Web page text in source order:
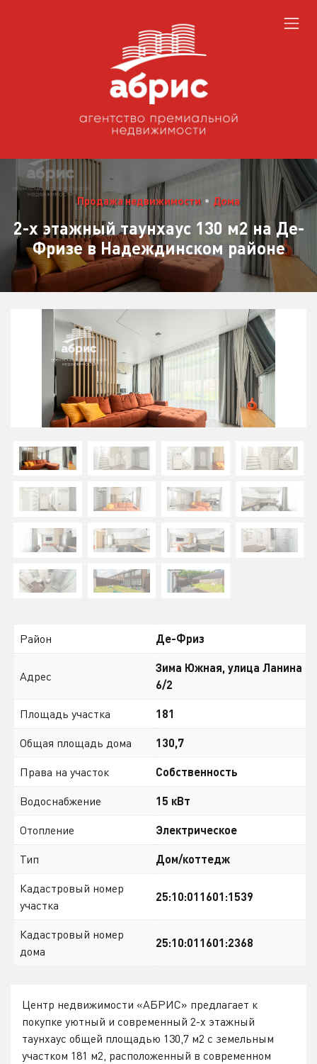
Продажа недвижимости • Дома
2-х этажный таунхаус 130 м2 на Де-
Фризе в Надеждинском районе
Район Де-Фриз
Адрес
Зима Южная, улица Ланина
6/2
Площадь участка 181
Общая площадь дома 130,7
Права на участок Собственность
Водоснабжение 15 кВт
Отопление Электрическое
Тип Дом/коттедж
Кадастровый номер
участка
25:10:011601:1539
Кадастровый номер
дома
25:10:011601:2368
Центр недвижимости «АБРИС» предлагает к
покупке уютный и современный 2-х этажный
таунхаус общей площадью 130,7 м2 с земельным
участком 181 м2, расположенный в современном